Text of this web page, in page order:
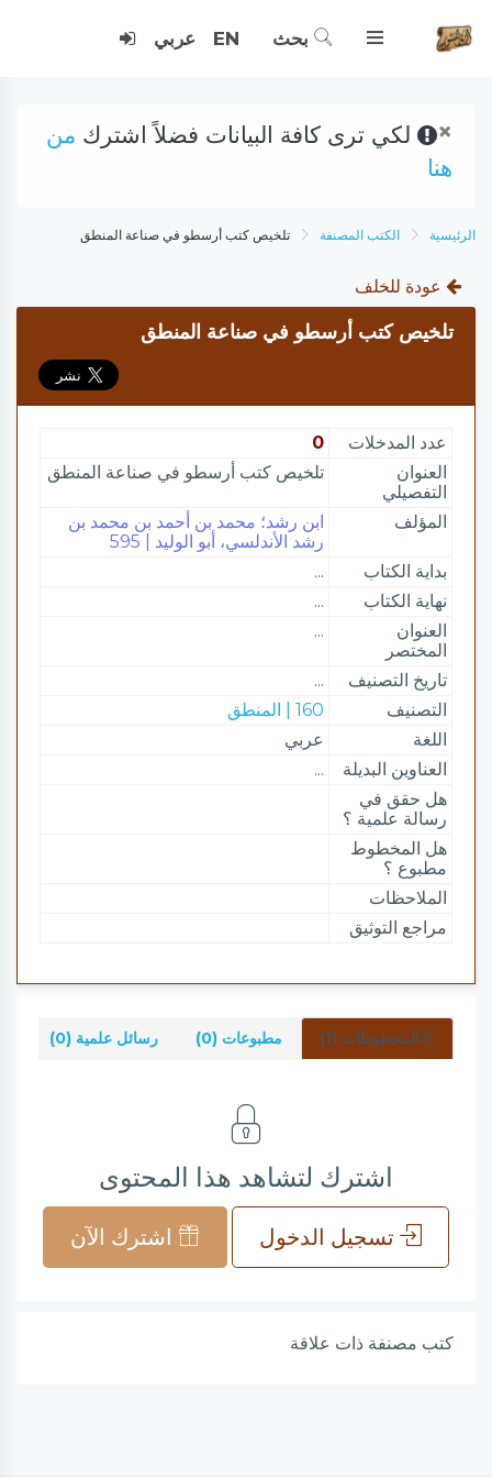
بحث EN عربي
× لكي ترى كافة البيانات فضلاً اشترك من
هنا
الرئيسية الكتب المصنفة تلخيص كتب أرسطو في صناعة المنطق
عودة للخلف
تلخيص كتب أرسطو في صناعة المنطق
عدد المدخلات
0
العنوان
التفصيلي
تلخيص كتب أرسطو في صناعة المنطق
المؤلف
ابن رشد؛ محمد بن أحمد بن محمد بن
رشد الأندلسي، أبو الوليد | 595
بداية الكتاب
...
نهاية الكتاب
...
العنوان
المختصر
...
تاريخ التصنيف
...
التصنيف
160 | المنطق
اللغة
عربي
العناوين البديلة
...
هل حقق في
رسالة علمية ؟
هل المخطوط
مطبوع ؟
الملاحظات
مراجع التوثيق
المخطوطات (1) مطبوعات (0) رسائل علمية (0)
اشترك لتشاهد هذا المحتوى
تسجيل الدخول اشترك الآن
كتب مصنفة ذات علاقة